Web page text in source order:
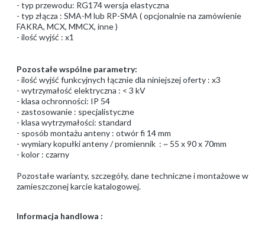
- typ przewodu: RG174 wersja elastyczna
- typ złącza : SMA-M lub RP-SMA ( opcjonalnie na zamówienie
FAKRA, MCX, MMCX, inne )
- ilość wyjść : x1
Pozostałe wspólne parametry:
- ilość wyjść funkcyjnych łącznie dla niniejszej oferty : x3
- wytrzymałość elektryczna : < 3 kV
- klasa ochronności: IP 54
- zastosowanie : specjalistyczne
- klasa wytrzymałości: standard
- sposób montażu anteny : otwór fi 14 mm
- wymiary kopułki anteny / promiennik : ~ 55 x 90 x 70mm
- kolor : czarny
Pozostałe warianty, szczegóły, dane techniczne i montażowe w
zamieszczonej karcie katalogowej.
Informacja handlowa :